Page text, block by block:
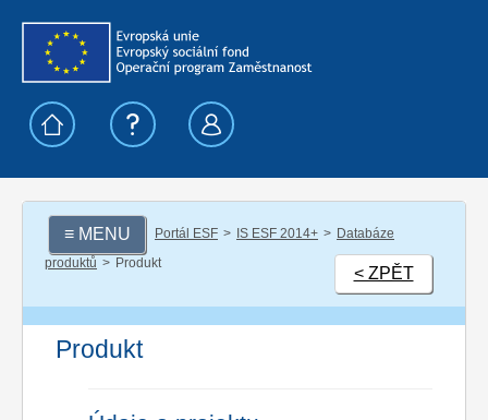
≡ MENU Portál ESF IS ESF 2014+
Databáze
produktů
Produkt
< ZPĚT
Produkt